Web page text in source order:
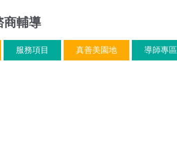
商輔導
服務項目 真善美園地 導師專區